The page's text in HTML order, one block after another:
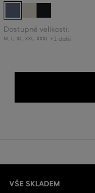
Dostupné velikosti:
M L, XL, XXL, XXXL +1 další
VŠE SKLADEM